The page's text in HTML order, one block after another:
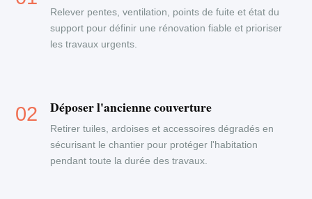
Relever pentes, ventilation, points de fuite et état du
support pour définir une rénovation fiable et prioriser
les travaux urgents.
Déposer l'ancienne couverture
Retirer tuiles, ardoises et accessoires dégradés en
sécurisant le chantier pour protéger l'habitation
pendant toute la durée des travaux.